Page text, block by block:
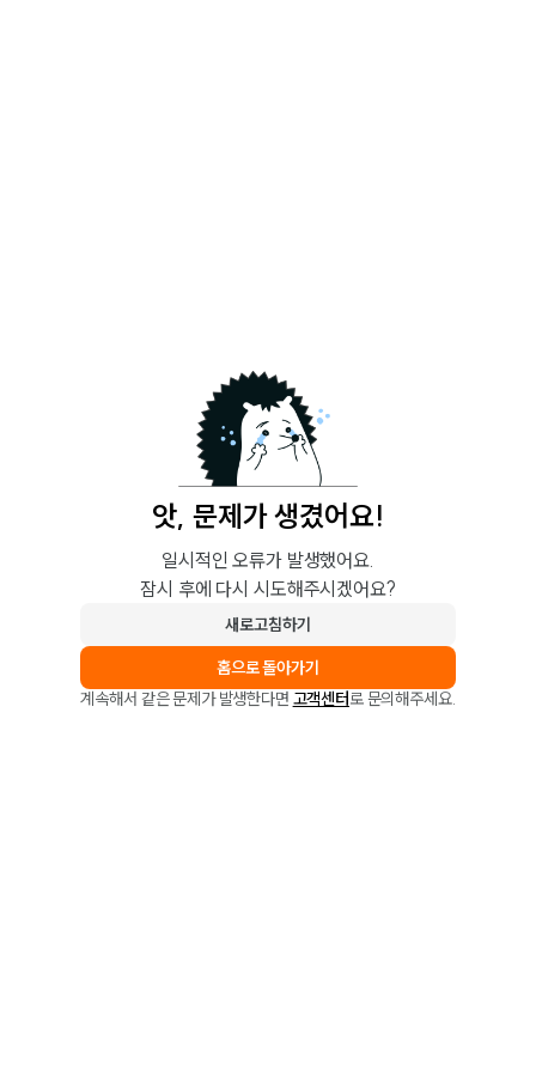
앗, 문제가 생겼어요!
일시적인 오류가 발생했어요.
잠시 후에 다시 시도해주시겠어요?
새로고침하기
홈으로 돌아가기
계속해서 같은 문제가 발생한다면 고객센터로 문의해주세요.